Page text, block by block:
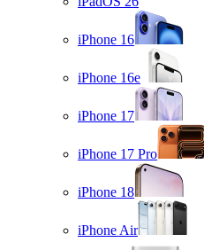
iPhone 16
iPhone 16e
iPhone 17
iPhone 17 Pro
iPhone 18
iPhone Air